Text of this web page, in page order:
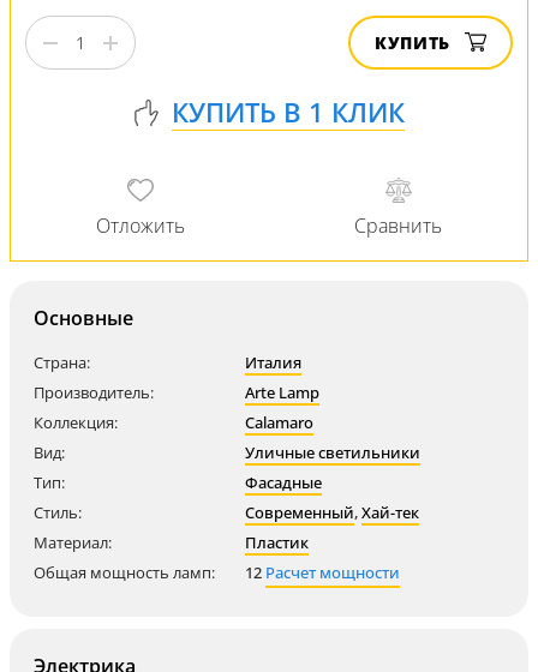
КУПИТЬ
Основные
Страна:
Италия
Производитель:
Arte Lamp
Коллекция:
Calamaro
Вид:
Уличные светильники
Тип:
Фасадные
Стиль:
Современный,Хай-тек
Материал:
Пластик
Общая мощность ламп:
12 Расчет мощности
Электрика